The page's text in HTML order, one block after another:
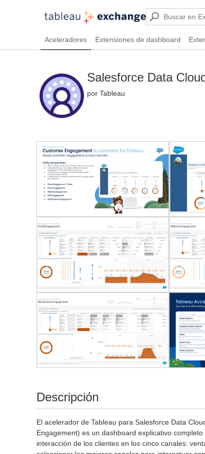
Aceleradores Extensiones de dashboard
Salesforce Data
por Tableau
Descripción
El acelerador de Tableau para Salesforce Data
Engagement) es un dashboard explicativo
interacción de los clientes en los cinco canales: